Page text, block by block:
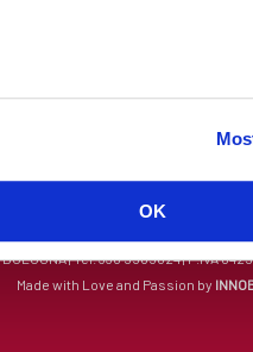
OK
BOLOGNA | Tel. 338 9565024 | P.IVA
Made with Love and Passion by